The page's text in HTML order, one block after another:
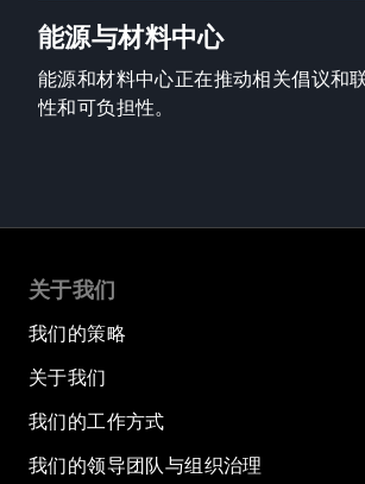
能源与材料中心
能源和材料中心正在推动相关倡议和
性和可负担性。
关于我们
我们的策略
关于我们
我们的工作方式
我们的领导团队与组织治理